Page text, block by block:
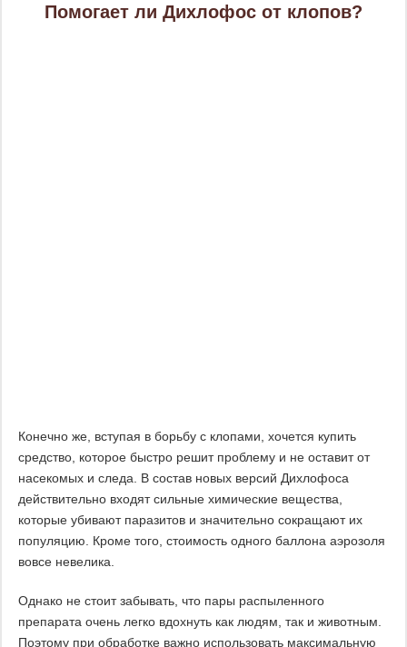
Помогает ли Дихлофос от клопов?
Конечно же, вступая в борьбу с клопами, хочется купить
средство, которое быстро решит проблему и не оставит от
насекомых и следа. В состав новых версий Дихлофоса
действительно входят сильные химические вещества,
которые убивают паразитов и значительно сокращают их
популяцию. Кроме того, стоимость одного баллона аэрозоля
вовсе невелика.
Однако не стоит забывать, что пары распыленного
препарата очень легко вдохнуть как людям, так и животным.
Поэтому при обработке важно использовать максимальную